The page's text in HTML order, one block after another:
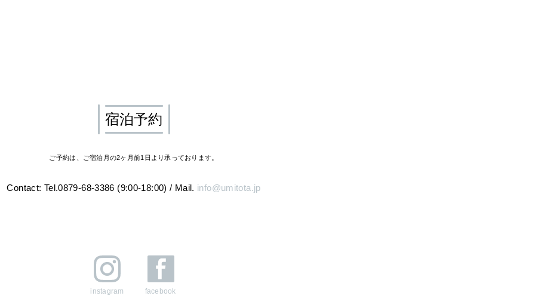
宿泊予約
ご予約は、ご宿泊月の2ヶ月前1日より承っております。
Contact: Tel.0879-68-3386 (9:00-18:00) / Mail. info@umitota.jp
instagram facebook